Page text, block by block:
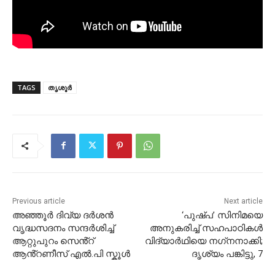
TAGS തൃശൂർ
Previous article
അഞ്ഞൂർ ദിവ്യ ദർശൻ
വൃദ്ധസദനം സന്ദർശിച്ച്
ആറ്റുപുറം സെൻ്റ്
ആൻ്റണീസ് എൽ.പി സ്കൂൾ
Next article
‘പുഷ്പ’ സിനിമയെ
അനുകരിച്ച് സഹപാഠികൾ
വിദ്യാർഥിയെ നഗ്‌നനാക്കി;
ദൃശ്യം പങ്കിട്ടു, 7